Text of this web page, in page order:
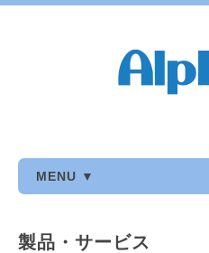
MENU ▼
製品・サービス